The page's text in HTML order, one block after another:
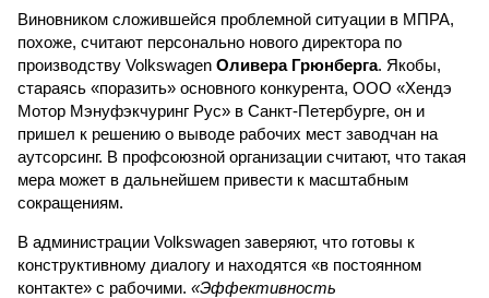
Виновником сложившейся проблемной ситуации в МПРА,
похоже, считают персонально нового директора по
производству Volkswagen Оливера Грюнберга. Якобы,
стараясь «поразить» основного конкурента, ООО «Хендэ
Мотор Мэнуфэкчуринг Рус» в Санкт-Петербурге, он и
пришел к решению о выводе рабочих мест заводчан на
аутсорсинг. В профсоюзной организации считают, что такая
мера может в дальнейшем привести к масштабным
сокращениям.
В администрации Volkswagen заверяют, что готовы к
конструктивному диалогу и находятся «в постоянном
контакте» с рабочими. «Эффективность